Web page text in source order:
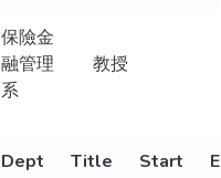
保險金
融管理
系
教授
Dept Title Start